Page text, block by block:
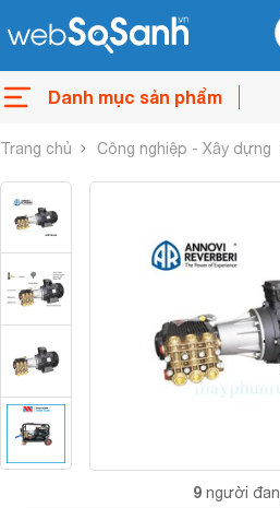
Danh mục sản phẩm
Trang chủ Công nghiệp - Xây dựng
9 người